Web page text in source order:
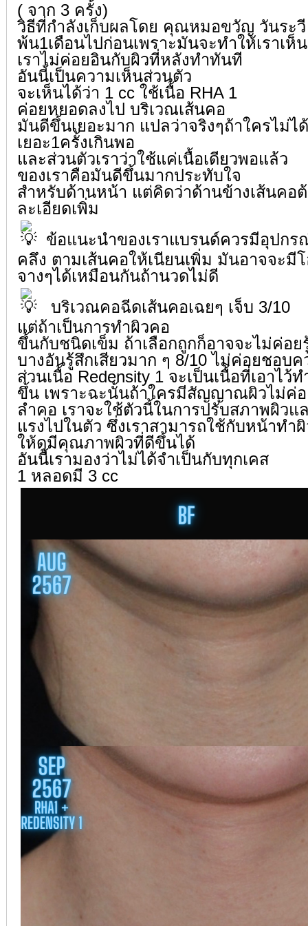
( จาก 3 ครั้ง)
วิธีที่กำลังเก็บผลโดย คุณหมอขวัญ วันระวี
พ้น1เดือนไปก่อนเพราะมันจะทำให้เราเ
เราไม่ค่อยอินกับผิวที่หลังทำทันที
อันนี้เป็นความเห็นส่วนตัว
จะเห็นได้ว่า 1 cc ใช้เนื้อ RHA 1
ค่อยหยอดลงไป บริเวณเส้นคอ
มันดีขึ้นเยอะมาก แปลว่าจริงๆถ้าใครไม่
เยอะ1ครั้งเกินพอ
และส่วนตัวเราว่าใช้แค่เนื้อเดียวพอแล้ว
ของเราคือมันดีขึ้นมากประทับใจ
สำหรับด้านหน้า แต่คิดว่าด้านข้างเส้นคอต้
ละเอียดเพิ่ม
ข้อแนะนำของเราแบรนด์ควรมีอุปก
คลึง ตามเส้นคอให้เนียนเพิ่ม มันอาจจะมี
จางๆได้เหมือนกันถ้านวดไม่ดี
บริเวณคอฉีดเส้นคอเฉยๆ เจ็บ 3/10
แต่ถ้าเป็นการทำผิวคอ
ขึ้นกับชนิดเข็ม ถ้าเลือกถูกก็อาจจะไม่ค่อย
บางอันรู้สึกเสียวมาก ๆ 8/10 ไม่ค่อยชอบค
ส่วนเนื้อ Redensity 1 จะเป็นเนื้อที่เอาไ
ขึ้น เพราะฉะนั้นถ้าใครมีสัญญาณผิวไม่ค่
ลำคอ เราจะใช้ตัวนี้ในการปรับสภาพผิวแ
แรงไปในตัว ซึ่งเราสามารถใช้กับหน้าทำ
ให้ดูมีคุณภาพผิวที่ดีขึ้นได้
อันนี้เรามองว่าไม่ได้จำเป็นกับทุกเคส
1 หลอดมี 3 cc